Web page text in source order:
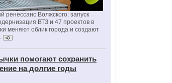
Волжского: запуск
ВТЗ и 47 проектов в
меняют облик города и создают
помогают сохранить
на долгие годы